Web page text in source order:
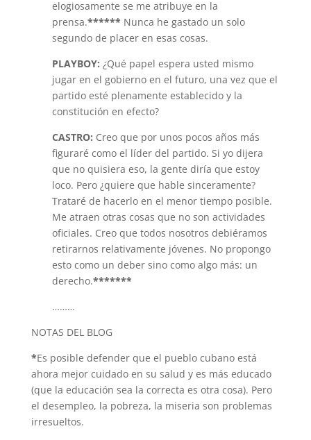
elogiosamente se me atribuye en la
prensa.****** Nunca he gastado un solo
segundo de placer en esas cosas.
PLAYBOY: ¿Qué papel espera usted mismo
jugar en el gobierno en el futuro, una vez que el
partido esté plenamente establecido y la
constitución en efecto?
CASTRO: Creo que por unos pocos años más
figuraré como el líder del partido. Si yo dijera
que no quisiera eso, la gente diría que estoy
loco. Pero ¿quiere que hable sinceramente?
Trataré de hacerlo en el menor tiempo posible.
Me atraen otras cosas que no son actividades
oficiales. Creo que todos nosotros debiéramos
retirarnos relativamente jóvenes. No propongo
esto como un deber sino como algo más: un
derecho.*******
………
NOTAS DEL BLOG
*Es posible defender que el pueblo cubano está
ahora mejor cuidado en su salud y es más educado
(que la educación sea la correcta es otra cosa). Pero
el desempleo, la pobreza, la miseria son problemas
irresueltos.